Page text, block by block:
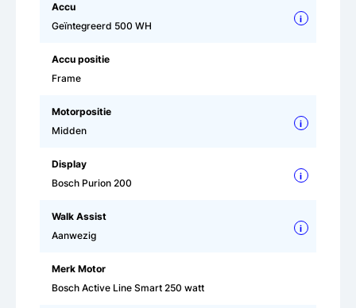
Accu
Geïntegreerd 500 WH
i
Accu positie
Frame
Motorpositie
Midden
i
Display
Bosch Purion 200
i
Walk Assist
Aanwezig
i
Merk Motor
Bosch Active Line Smart 250 watt